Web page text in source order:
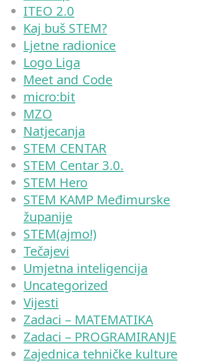
ITEO 2.0
Kaj buš STEM?
Ljetne radionice
Logo Liga
Meet and Code
micro:bit
MZO
Natjecanja
STEM CENTAR
STEM Centar 3.0.
STEM Hero
STEM KAMP Međimurske
županije
STEM(ajmo!)
Tečajevi
Umjetna inteligencija
Uncategorized
Vijesti
Zadaci – MATEMATIKA
Zadaci – PROGRAMIRANJE
Zajednica tehničke kulture